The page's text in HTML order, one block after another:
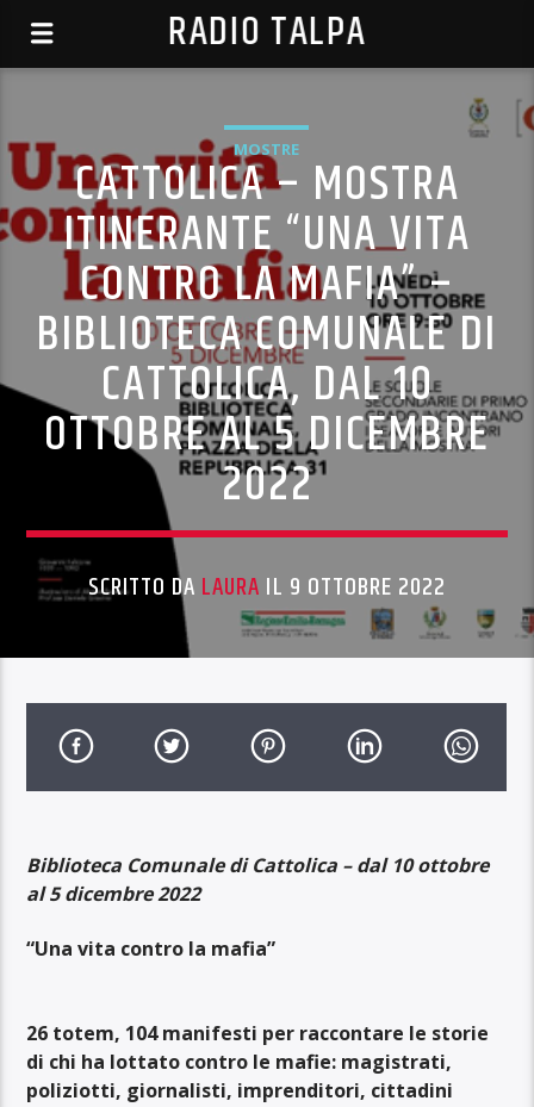
RADIO TALPA
MOSTRE
CATTOLICA – MOSTRA
ITINERANTE “UNA VITA
CONTRO LA MAFIA” –
BIBLIOTECA COMUNALE DI
CATTOLICA, DAL 10
OTTOBRE AL 5 DICEMBRE
2022
SCRITTO DA LAURA IL 9 OTTOBRE 2022
Biblioteca Comunale di Cattolica – dal 10 ottobre
al 5 dicembre 2022
“Una vita contro la mafia”
26 totem, 104 manifesti per raccontare le storie
di chi ha lottato contro le mafie: magistrati,
poliziotti, giornalisti, imprenditori, cittadini